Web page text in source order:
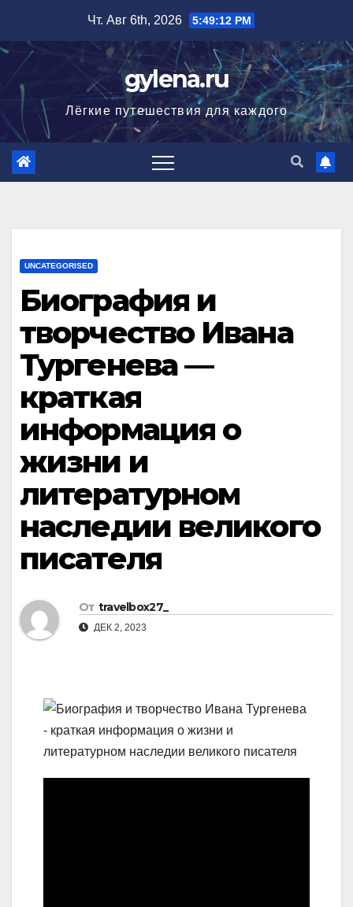
содержимому
Чт. Авг 6th, 2026 5:49:14 PM
gylena.ru
Лёгкие путешествия для каждого
UNCATEGORISED
Биография и
творчество Ивана
Тургенева —
краткая
информация о
жизни и
литературном
наследии великого
писателя
От travelbox27_
ДЕК 2, 2023